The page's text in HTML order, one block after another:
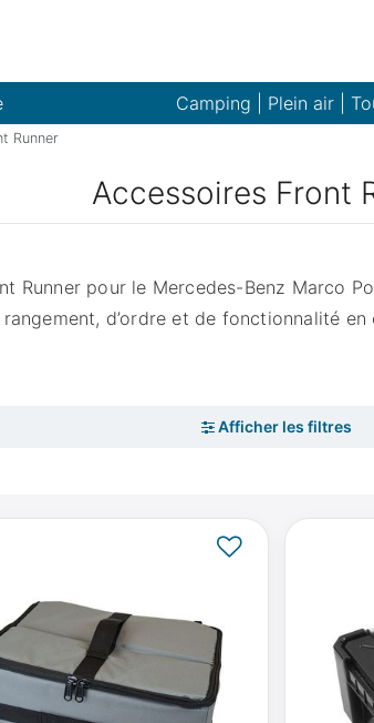
Camping | Plein air |
Runner
Accessoires Front
Runner pour le Mercedes-Benz Marco
rangement, d’ordre et de fonctionnalité